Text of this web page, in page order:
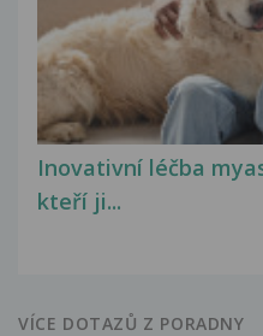
Inovativní léčba
kteří ji...
VÍCE DOTAZŮ Z PORADNY